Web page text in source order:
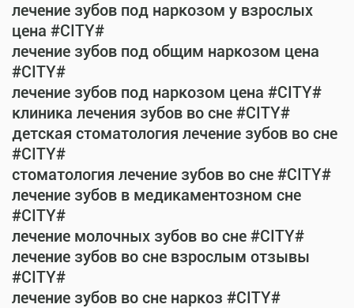
лечение зубов под наркозом у взрослых
цена #CITY#
лечение зубов под общим наркозом цена
#CITY#
лечение зубов под наркозом цена #CITY#
клиника лечения зубов во сне #CITY#
детская стоматология лечение зубов во сне
#CITY#
стоматология лечение зубов во сне #CITY#
лечение зубов в медикаментозном сне
#CITY#
лечение молочных зубов во сне #CITY#
лечение зубов во сне взрослым отзывы
#CITY#
лечение зубов во сне наркоз #CITY#